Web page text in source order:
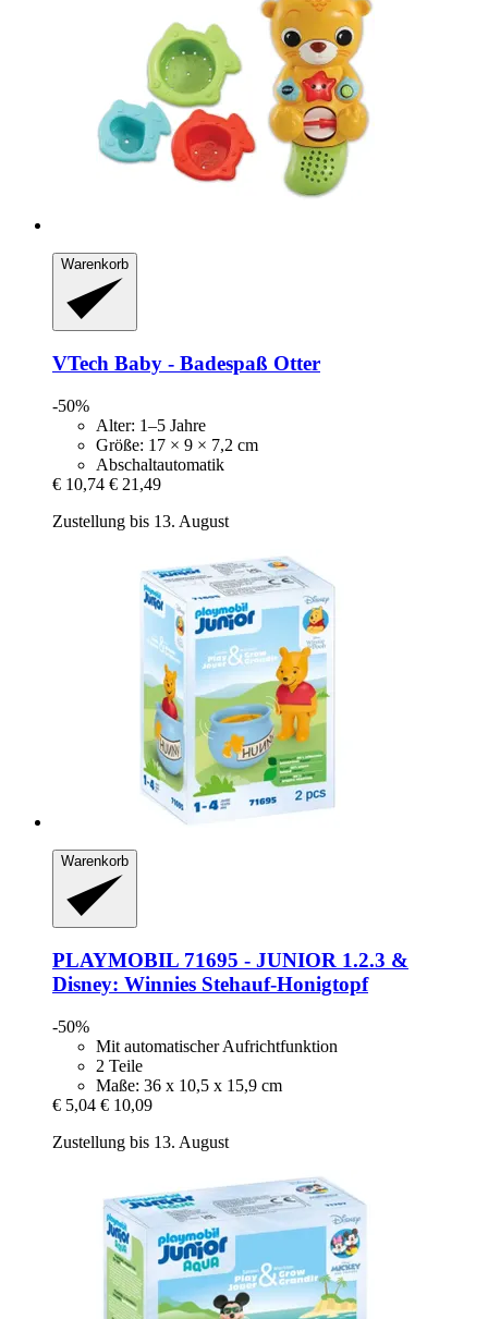
Warenkorb
VTech Baby -​ Badespaß Otter
-50%
Alter: 1–5 Jahre
Größe: 17 × 9 × 7,2 cm
Abschaltautomatik
€ 10,74 € 21,49
Zustellung bis 13. August
Warenkorb
PLAYMOBIL 71695 -​ JUNIOR 1.2.3 &
Disney: Winnies Stehauf-​Honigtopf
-50%
Mit automatischer Aufrichtfunktion
2 Teile
Maße: 36 x 10,5 x 15,9 cm
€ 5,04 € 10,09
Zustellung bis 13. August